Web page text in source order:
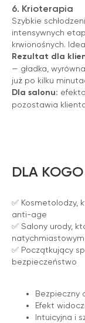
6. Krioterapia
Szybkie
intensywnych
krwionośnych.
Rezultat dla
— gładka,
już po kilku
Dla salonu:
pozostawia
DLA
✅ Kosmetolodzy,
anti-age
✅ Salony urody,
✅ Początkujący
bezpieczeństwo
Bezpieczny
Efekt
Intuicyjna i